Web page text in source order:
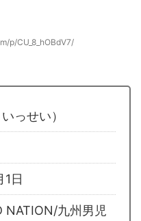
p/CU_8_hOBdV7/
っせい）
日
NATION/九州男児